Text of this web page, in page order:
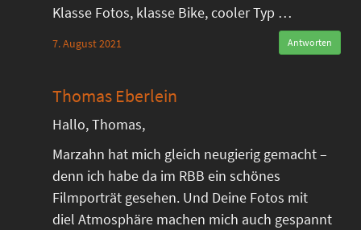
Klasse Fotos, klasse Bike, cooler Typ …
7. August 2021 Antworten
Thomas Eberlein
Hallo, Thomas,
Marzahn hat mich gleich neugierig gemacht –
denn ich habe da im RBB ein schönes
Filmporträt gesehen. Und Deine Fotos mit
diel Atmosphäre machen mich auch gespannt